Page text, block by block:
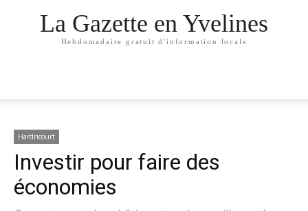
La Gazette en Yvelines
Hebdomadaire gratuit d'information locale
Hardricourt
Investir pour faire des
économies